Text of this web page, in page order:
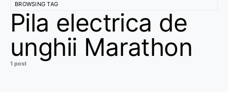
BROWSING TAG
Pila electrica de
unghii Marathon
1 post